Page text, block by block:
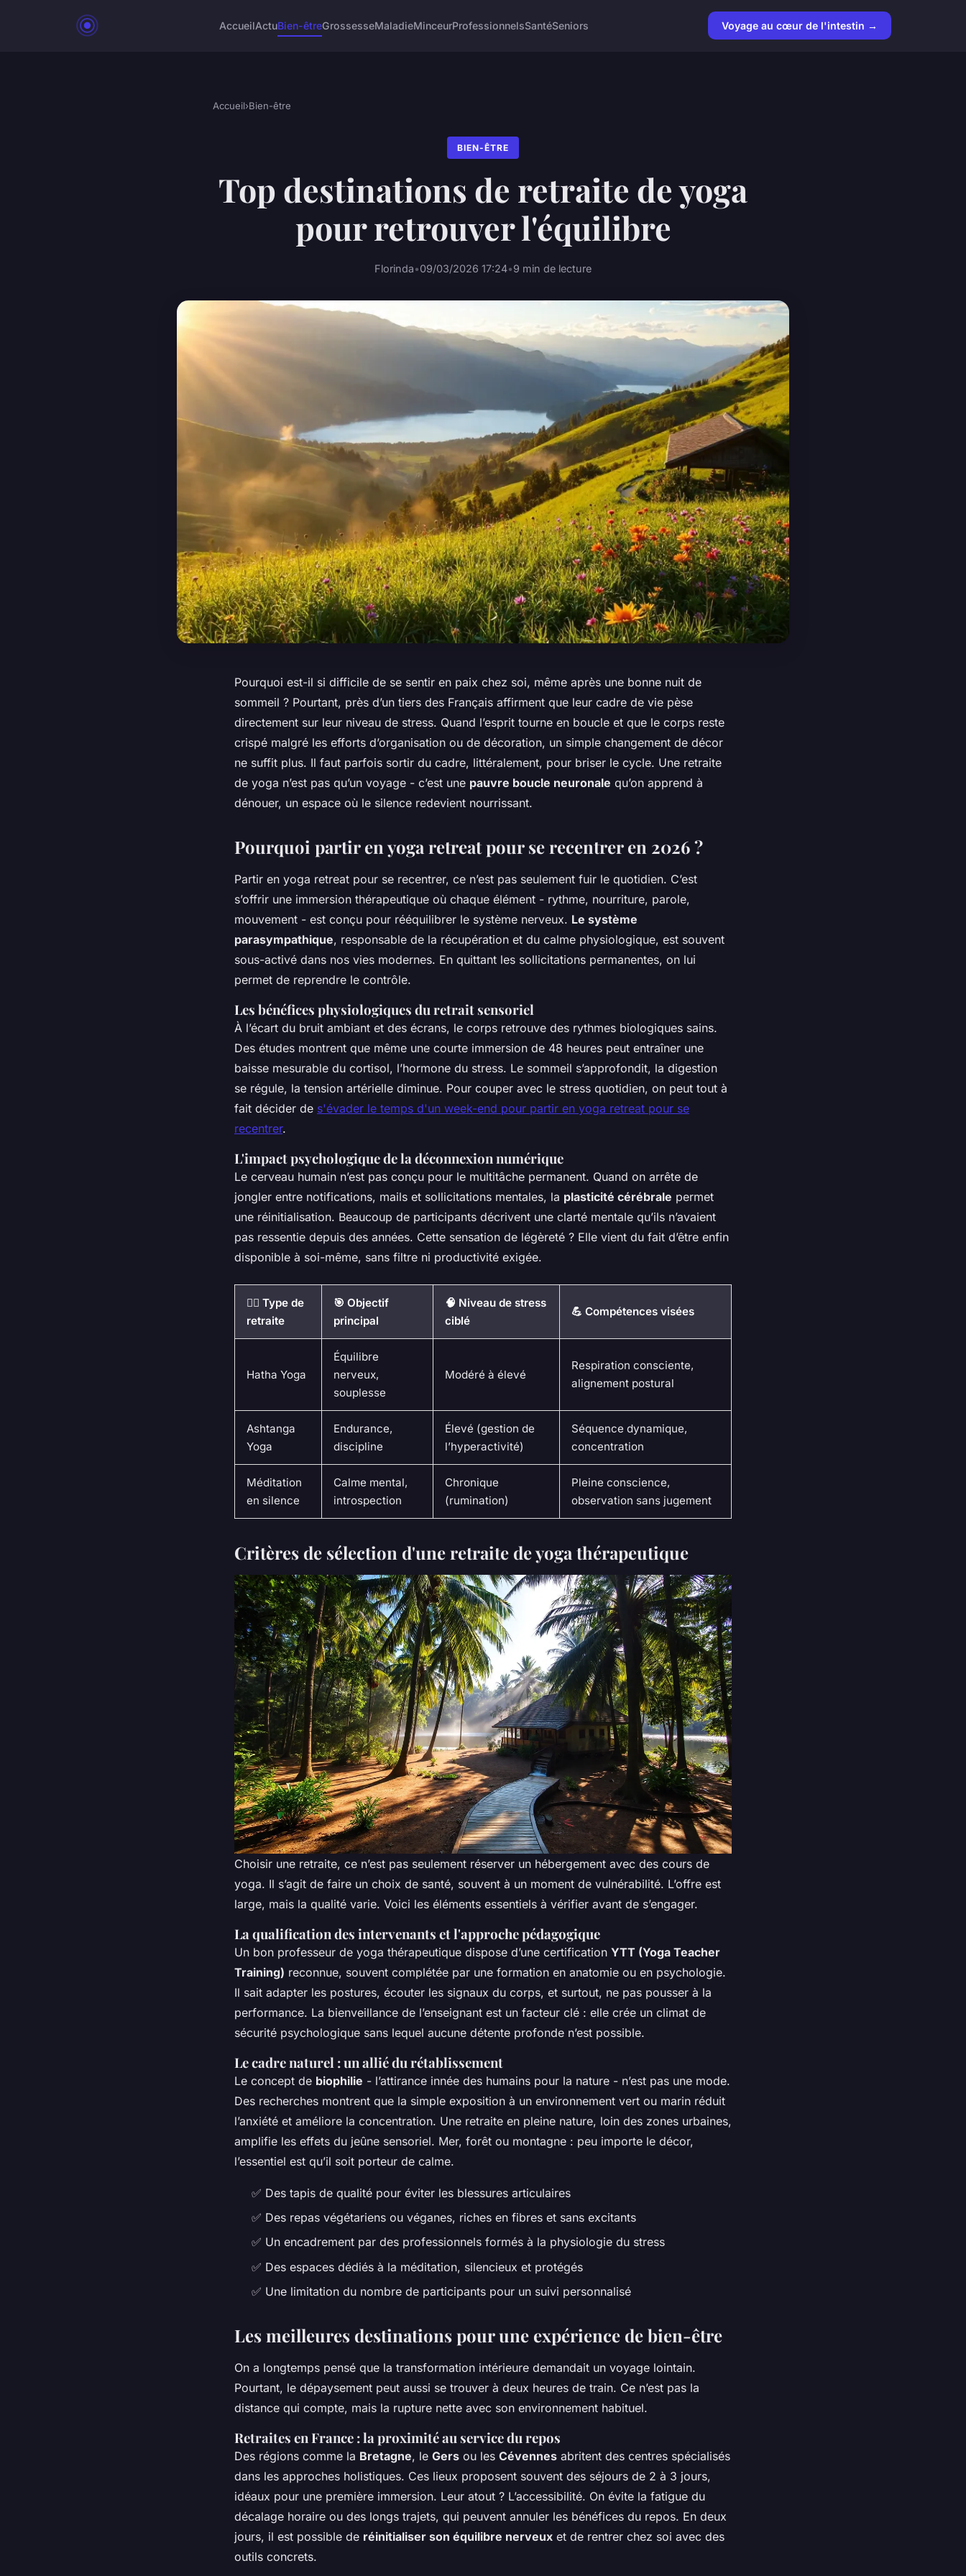
AccueilActuBien-êtreGrossesseMaladieMinceurProfessionnelsSantéSeniors Voyage au cœur de l'intestin →
Accueil›Bien-être
BIEN-ÊTRE
Top destinations de retraite de yoga
pour retrouver l'équilibre
Florinda•09/03/2026 17:24•9 min de lecture
Pourquoi est-il si difficile de se sentir en paix chez soi, même après une bonne nuit de
sommeil ? Pourtant, près d’un tiers des Français affirment que leur cadre de vie pèse
directement sur leur niveau de stress. Quand l’esprit tourne en boucle et que le corps reste
crispé malgré les efforts d’organisation ou de décoration, un simple changement de décor
ne suffit plus. Il faut parfois sortir du cadre, littéralement, pour briser le cycle. Une retraite
de yoga n’est pas qu’un voyage - c’est une pauvre boucle neuronale qu’on apprend à
dénouer, un espace où le silence redevient nourrissant.
Pourquoi partir en yoga retreat pour se recentrer en 2026 ?
Partir en yoga retreat pour se recentrer, ce n’est pas seulement fuir le quotidien. C’est
s’offrir une immersion thérapeutique où chaque élément - rythme, nourriture, parole,
mouvement - est conçu pour rééquilibrer le système nerveux. Le système
parasympathique, responsable de la récupération et du calme physiologique, est souvent
sous-activé dans nos vies modernes. En quittant les sollicitations permanentes, on lui
permet de reprendre le contrôle.
Les bénéfices physiologiques du retrait sensoriel
À l’écart du bruit ambiant et des écrans, le corps retrouve des rythmes biologiques sains.
Des études montrent que même une courte immersion de 48 heures peut entraîner une
baisse mesurable du cortisol, l’hormone du stress. Le sommeil s’approfondit, la digestion
se régule, la tension artérielle diminue. Pour couper avec le stress quotidien, on peut tout à
fait décider de s'évader le temps d'un week-end pour partir en yoga retreat pour se
recentrer.
L'impact psychologique de la déconnexion numérique
Le cerveau humain n’est pas conçu pour le multitâche permanent. Quand on arrête de
jongler entre notifications, mails et sollicitations mentales, la plasticité cérébrale permet
une réinitialisation. Beaucoup de participants décrivent une clarté mentale qu’ils n’avaient
pas ressentie depuis des années. Cette sensation de légèreté ? Elle vient du fait d’être enfin
disponible à soi-même, sans filtre ni productivité exigée.
🧘‍♀️ Type de
retraite
🎯 Objectif
principal
🧠 Niveau de stress
ciblé
💪 Compétences visées
Hatha Yoga
Équilibre
nerveux,
souplesse
Modéré à élevé
Respiration consciente,
alignement postural
Ashtanga
Yoga
Endurance,
discipline
Élevé (gestion de
l’hyperactivité)
Séquence dynamique,
concentration
Méditation
en silence
Calme mental,
introspection
Chronique
(rumination)
Pleine conscience,
observation sans jugement
Critères de sélection d'une retraite de yoga thérapeutique
Choisir une retraite, ce n’est pas seulement réserver un hébergement avec des cours de
yoga. Il s’agit de faire un choix de santé, souvent à un moment de vulnérabilité. L’offre est
large, mais la qualité varie. Voici les éléments essentiels à vérifier avant de s’engager.
La qualification des intervenants et l'approche pédagogique
Un bon professeur de yoga thérapeutique dispose d’une certification YTT (Yoga Teacher
Training) reconnue, souvent complétée par une formation en anatomie ou en psychologie.
Il sait adapter les postures, écouter les signaux du corps, et surtout, ne pas pousser à la
performance. La bienveillance de l’enseignant est un facteur clé : elle crée un climat de
sécurité psychologique sans lequel aucune détente profonde n’est possible.
Le cadre naturel : un allié du rétablissement
Le concept de biophilie - l’attirance innée des humains pour la nature - n’est pas une mode.
Des recherches montrent que la simple exposition à un environnement vert ou marin réduit
l’anxiété et améliore la concentration. Une retraite en pleine nature, loin des zones urbaines,
amplifie les effets du jeûne sensoriel. Mer, forêt ou montagne : peu importe le décor,
l’essentiel est qu’il soit porteur de calme.
✅ Des tapis de qualité pour éviter les blessures articulaires
✅ Des repas végétariens ou véganes, riches en fibres et sans excitants
✅ Un encadrement par des professionnels formés à la physiologie du stress
✅ Des espaces dédiés à la méditation, silencieux et protégés
✅ Une limitation du nombre de participants pour un suivi personnalisé
Les meilleures destinations pour une expérience de bien-être
On a longtemps pensé que la transformation intérieure demandait un voyage lointain.
Pourtant, le dépaysement peut aussi se trouver à deux heures de train. Ce n’est pas la
distance qui compte, mais la rupture nette avec son environnement habituel.
Retraites en France : la proximité au service du repos
Des régions comme la Bretagne, le Gers ou les Cévennes abritent des centres spécialisés
dans les approches holistiques. Ces lieux proposent souvent des séjours de 2 à 3 jours,
idéaux pour une première immersion. Leur atout ? L’accessibilité. On évite la fatigue du
décalage horaire ou des longs trajets, qui peuvent annuler les bénéfices du repos. En deux
jours, il est possible de réinitialiser son équilibre nerveux et de rentrer chez soi avec des
outils concrets.